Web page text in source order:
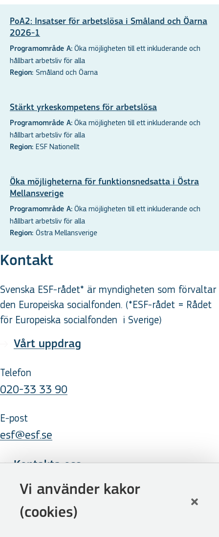
Vi använder kakor
(cookies)
PoA2: Insatser för arbetslösa i Småland och Öarna
2026-1
Programområde A: Öka möjligheten till ett inkluderande och
hållbart arbetsliv för alla
Region: Småland och Öarna
Stärkt yrkeskompetens för arbetslösa
Programområde A: Öka möjligheten till ett inkluderande och
hållbart arbetsliv för alla
Region: ESF Nationellt
Öka möjligheterna för funktionsnedsatta i Östra
Mellansverige
Programområde A: Öka möjligheten till ett inkluderande och
hållbart arbetsliv för alla
Region: Östra Mellansverige
Kontakt
Svenska ESF-rådet* är myndigheten som förvaltar
den Europeiska socialfonden. (*ESF-rådet = Rådet
för Europeiska socialfonden i Sverige)
Vårt uppdrag
Telefon
020-33 33 90
E-post
esf@esf.se
Kontakta oss
Följ oss
LinkedIn